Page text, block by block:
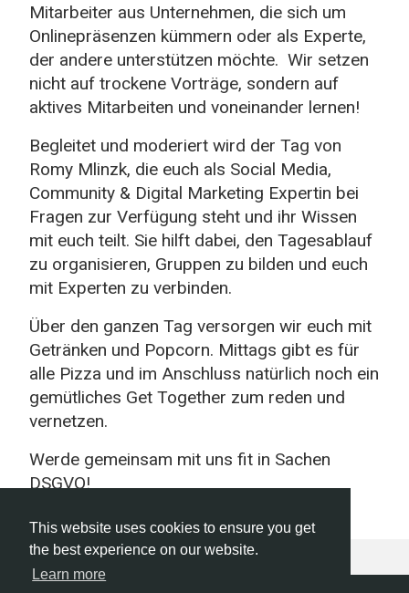
This website uses cookies to ensure you get
the best experience on our website.
Learn more
Mitarbeiter aus Unternehmen, die sich um
Onlinepräsenzen kümmern oder als Experte,
der andere unterstützen möchte. Wir setzen
nicht auf trockene Vorträge, sondern auf
aktives Mitarbeiten und voneinander lernen!
Begleitet und moderiert wird der Tag von
Romy Mlinzk, die euch als Social Media,
Community & Digital Marketing Expertin bei
Fragen zur Verfügung steht und ihr Wissen
mit euch teilt. Sie hilft dabei, den Tagesablauf
zu organisieren, Gruppen zu bilden und euch
mit Experten zu verbinden.
Über den ganzen Tag versorgen wir euch mit
Getränken und Popcorn. Mittags gibt es für
alle Pizza und im Anschluss natürlich noch ein
gemütliches Get Together zum reden und
vernetzen.
Werde gemeinsam mit uns fit in Sachen
DSGVO!